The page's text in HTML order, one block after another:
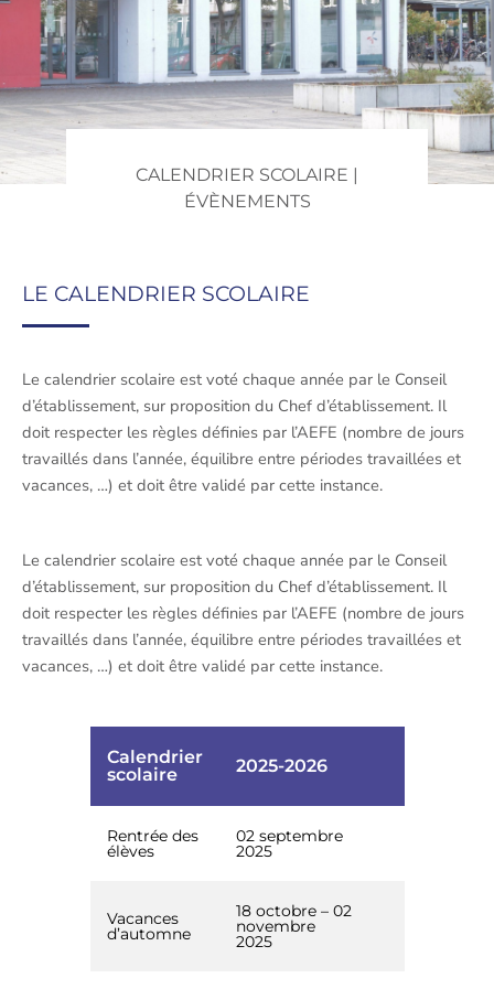
CALENDRIER SCOLAIRE |
ÉVÈNEMENTS
LE CALENDRIER SCOLAIRE
Le calendrier scolaire est voté chaque année par le Conseil
d’établissement, sur proposition du Chef d’établissement. Il
doit respecter les règles définies par l’AEFE (nombre de jours
travaillés dans l’année, équilibre entre périodes travaillées et
vacances, …) et doit être validé par cette instance.
Le calendrier scolaire est voté chaque année par le Conseil
d’établissement, sur proposition du Chef d’établissement. Il
doit respecter les règles définies par l’AEFE (nombre de jours
travaillés dans l’année, équilibre entre périodes travaillées et
vacances, …) et doit être validé par cette instance.
Calendrier
scolaire
2025-2026
Rentrée des
élèves
02 septembre
2025
Vacances
d’automne
18 octobre – 02
novembre
2025